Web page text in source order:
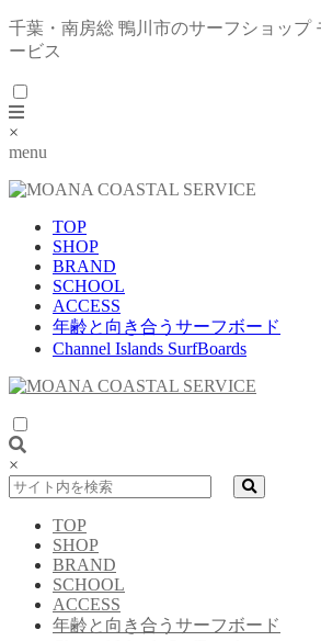
千葉・南房総 鴨川市のサーフショップ
ービス
×
menu
TOP
SHOP
BRAND
SCHOOL
ACCESS
年齢と向き合うサーフボード
Channel Islands SurfBoards
×
TOP
SHOP
BRAND
SCHOOL
ACCESS
年齢と向き合うサーフボード